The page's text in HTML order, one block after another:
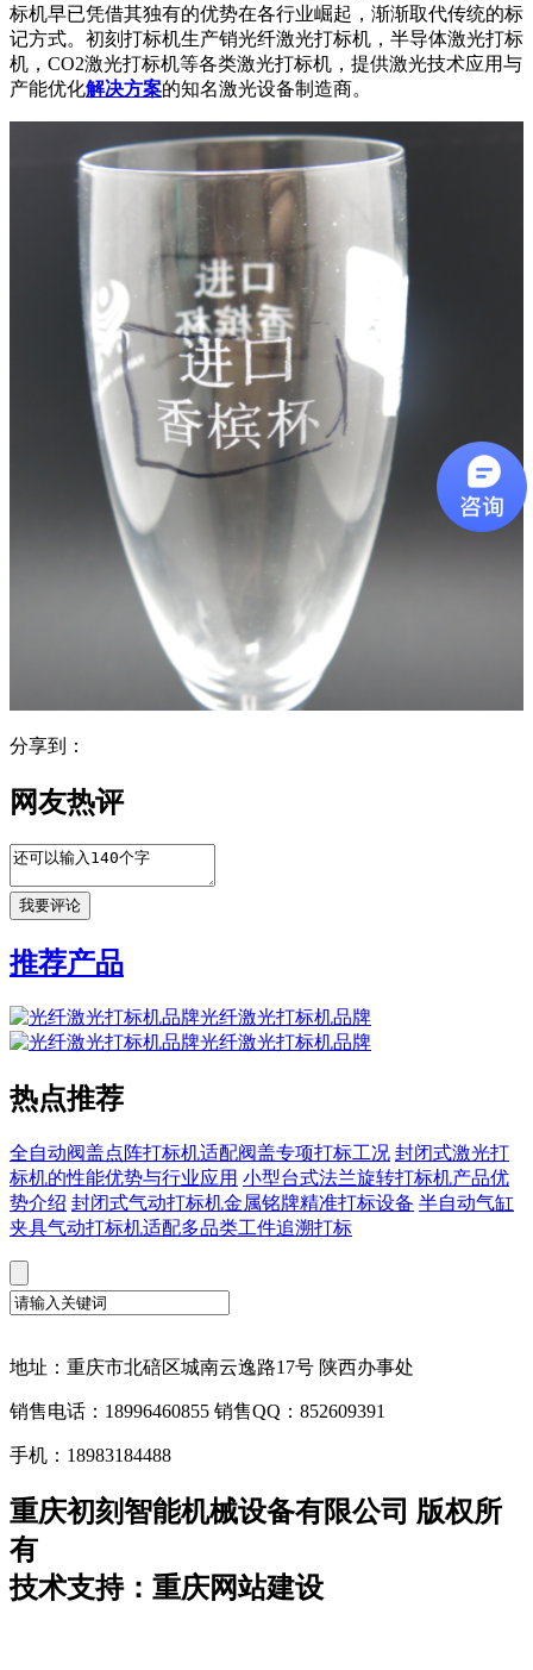
标机早已凭借其独有的优势在各行业崛起，渐渐取代传统的标
记方式。初刻打标机生产销光纤激光打标机，半导体激光打标
机，CO2激光打标机等各类激光打标机，提供激光技术应用与
产能优化解决方案的知名激光设备制造商。
分享到：
网友热评
推荐产品
光纤激光打标机品牌
光纤激光打标机品牌
热点推荐
全自动阀盖点阵打标机适配阀盖专项打标工况 封闭式激光打
标机的性能优势与行业应用 小型台式法兰旋转打标机产品优
势介绍 封闭式气动打标机金属铭牌精准打标设备 半自动气缸
夹具气动打标机适配多品类工件追溯打标
地址：重庆市北碚区城南云逸路17号 陕西办事处
销售电话：18996460855 销售QQ：852609391
手机：18983184488
重庆初刻智能机械设备有限公司 版权所
有
技术支持：重庆网站建设